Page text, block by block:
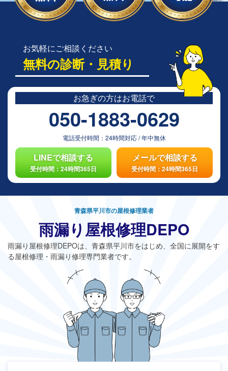
お気軽にご相談ください
無料の診断・見積り
お急ぎの方はお電話で
050-1883-0629
電話受付時間： 24時間対応/年中無休
LINEで相談する
受付時間：24時間365日
メールで相談する
受付時間：24時間365日
青森県平川市の屋根修理業者
雨漏り屋根修理DEPO
雨漏り屋根修理DEPOは、青森県平川市をはじめ、全国に展開をす
る屋根修理・雨漏り修理専門業者です。